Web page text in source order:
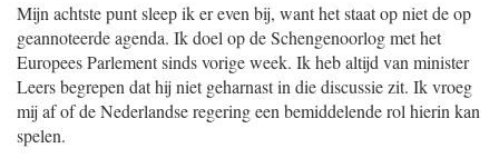
Mijn achtste punt sleep ik er even bij, want het staat op niet de op
geannoteerde agenda. Ik doel op de Schengenoorlog met het
Europees Parlement sinds vorige week. Ik heb altijd van minister
Leers begrepen dat hij niet geharnast in die discussie zit. Ik vroeg
mij af of de Nederlandse regering een bemiddelende rol hierin kan
spelen.